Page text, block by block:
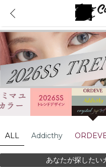
ALL Addicthy
あなたが探したい